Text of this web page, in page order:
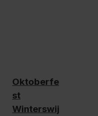
Oktoberfe
st
Winterswij